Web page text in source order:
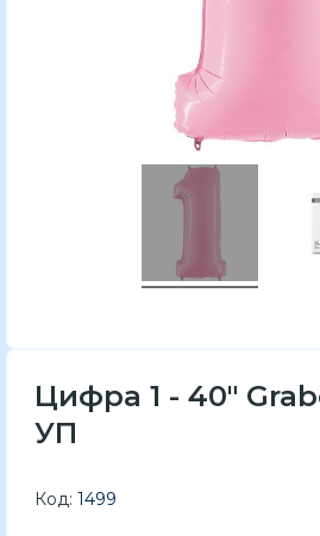
Цифра 1 - 40"
УП
Код: 1499